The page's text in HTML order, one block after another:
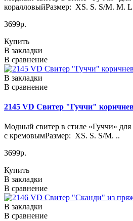
коралловыйРазмер: XS. S. S/M. M.
3699р.
Купить
В закладки
В сравнение
В закладки
В сравнение
2145 VD Свитер "Гуччи"
Модный свитер в стиле «Гуччи»
с кремовымРазмер: XS. S. S/M. ..
3699р.
Купить
В закладки
В сравнение
В закладки
В сравнение